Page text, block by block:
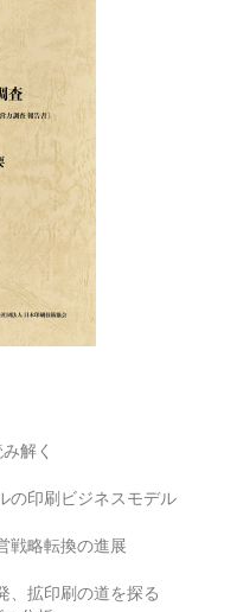
解く
刷ビジネスモデル
略転換の進展
印刷の道を探る